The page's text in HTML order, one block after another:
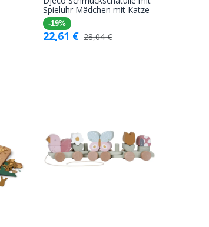
In den
Spieluhr Mädchen mit Katze
-19%
22,61 € 28,04€